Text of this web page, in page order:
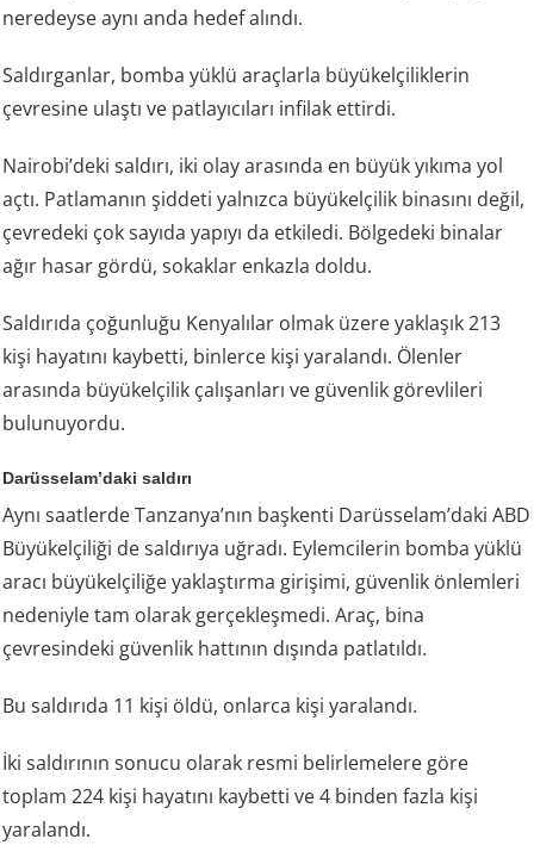
neredeyse aynı anda hedef alındı.
Saldırganlar, bomba yüklü araçlarla büyükelçiliklerin
çevresine ulaştı ve patlayıcıları infilak ettirdi.
Nairobi’deki saldırı, iki olay arasında en büyük yıkıma yol
açtı. Patlamanın şiddeti yalnızca büyükelçilik binasını değil,
çevredeki çok sayıda yapıyı da etkiledi. Bölgedeki binalar
ağır hasar gördü, sokaklar enkazla doldu.
Saldırıda çoğunluğu Kenyalılar olmak üzere yaklaşık 213
kişi hayatını kaybetti, binlerce kişi yaralandı. Ölenler
arasında büyükelçilik çalışanları ve güvenlik görevlileri
bulunuyordu.
Darüsselam’daki saldırı
Aynı saatlerde Tanzanya’nın başkenti Darüsselam’daki ABD
Büyükelçiliği de saldırıya uğradı. Eylemcilerin bomba yüklü
aracı büyükelçiliğe yaklaştırma girişimi, güvenlik önlemleri
nedeniyle tam olarak gerçekleşmedi. Araç, bina
çevresindeki güvenlik hattının dışında patlatıldı.
Bu saldırıda 11 kişi öldü, onlarca kişi yaralandı.
İki saldırının sonucu olarak resmi belirlemelere göre
toplam 224 kişi hayatını kaybetti ve 4 binden fazla kişi
yaralandı.